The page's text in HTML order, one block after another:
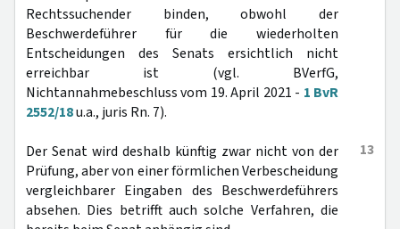
Rechtssuchender binden, obwohl der
Beschwerdeführer für die wiederholten
Entscheidungen des Senats ersichtlich nicht
erreichbar ist (vgl. BVerfG,
Nichtannahmebeschluss vom 19. April 2021 - 1 BvR
2552/18u.a., juris Rn. 7).
13
Der Senat wird deshalb künftig zwar nicht von der
Prüfung, aber von einer förmlichen Verbescheidung
vergleichbarer Eingaben des Beschwerdeführers
absehen. Dies betrifft auch solche Verfahren, die